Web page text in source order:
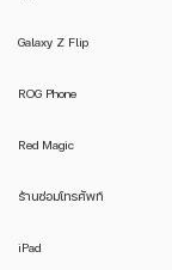
Galaxy Z Flip
ROG Phone
Red Magic
ร้านซ่อมโทรศัพท์
iPad